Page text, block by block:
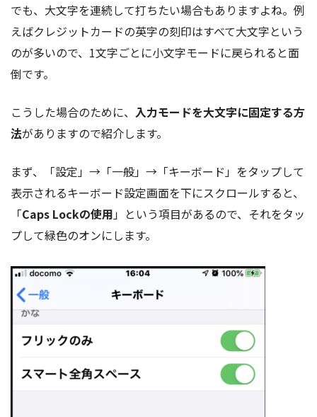
でも、大文字を連続して打ちたい場合もありますよね。例
えばクレジットカードの英字の刻印はすべて大文字という
のが多いので、1文字ごとに小文字モードに戻られると面
倒です。
こうした場合のために、 入力モードを大文字に固定する方
法がありますので紹介します。
まず、「設定」→「一般」→「キーボード」をタップして
表示されるキーボード設定画面を下にスクロールすると、
「Caps Lockの使用 」という項目があるので、それをタッ
プして緑色のオンにします。